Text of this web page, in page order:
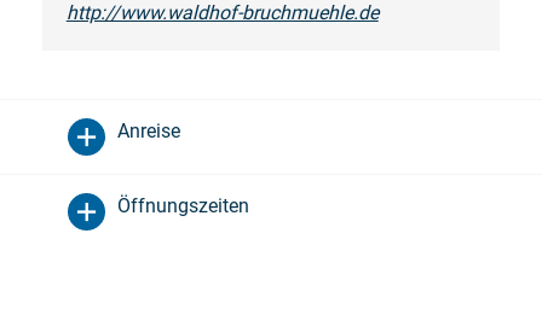
http://www.waldhof-bruchmuehle.de
Anreise
Öffnungszeiten